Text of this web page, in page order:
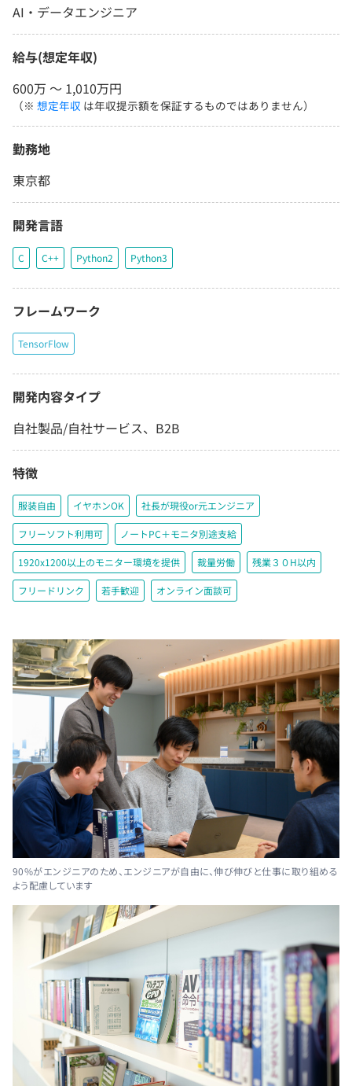
AI・データエンジニア
給与(想定年収)
600万 〜 1,010万円
（※ 想定年収 は年収提示額を保証するものではありません）
勤務地
東京都
開発言語
C C++ Python2 Python3
フレームワーク
TensorFlow
開発内容タイプ
自社製品/自社サービス、B2B
特徴
服装自由 イヤホンOK 社長が現役or元エンジニア
フリーソフト利用可 ノートPC＋モニタ別途支給
1920x1200以上のモニター環境を提供 裁量労働 残業３０H以内
フリードリンク 若手歓迎 オンライン面談可
90%がエンジニアのため、エンジニアが自由に、伸び伸びと仕事に取り組める
よう配慮しています